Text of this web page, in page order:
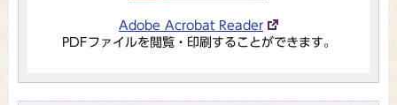
Adobe Acrobat Reader
PDFファイルを閲覧・印刷することができます。